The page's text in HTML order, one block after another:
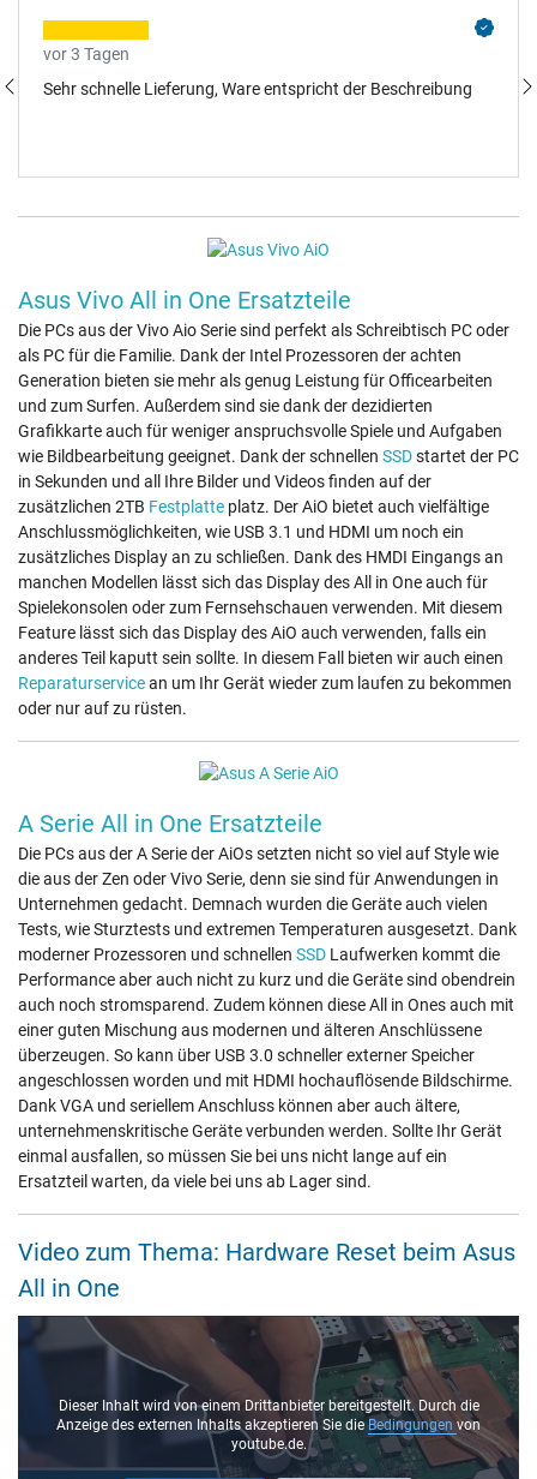
vor 3 Tagen
Sehr schnelle Lieferung, Ware entspricht der Beschreibung
Asus Vivo All in One Ersatzteile
Die PCs aus der Vivo Aio Serie sind perfekt als Schreibtisch PC oder
als PC für die Familie. Dank der Intel Prozessoren der achten
Generation bieten sie mehr als genug Leistung für Officearbeiten
und zum Surfen. Außerdem sind sie dank der dezidierten
Grafikkarte auch für weniger anspruchsvolle Spiele und Aufgaben
wie Bildbearbeitung geeignet. Dank der schnellen SSDstartet der PC
in Sekunden und all Ihre Bilder und Videos finden auf der
zusätzlichen 2TB Festplatte platz. Der AiO bietet auch vielfältige
Anschlussmöglichkeiten, wie USB 3.1 und HDMI um noch ein
zusätzliches Display an zu schließen. Dank des HMDI Eingangs an
manchen Modellen lässt sich das Display des All in One auch für
Spielekonsolen oder zum Fernsehschauen verwenden. Mit diesem
Feature lässt sich das Display des AiO auch verwenden, falls ein
anderes Teil kaputt sein sollte. In diesem Fall bieten wir auch einen
Reparaturservicean um Ihr Gerät wieder zum laufen zu bekommen
oder nur auf zu rüsten.
A Serie All in One Ersatzteile
Die PCs aus der A Serie der AiOs setzten nicht so viel auf Style wie
die aus der Zen oder Vivo Serie, denn sie sind für Anwendungen in
Unternehmen gedacht. Demnach wurden die Geräte auch vielen
Tests, wie Sturztests und extremen Temperaturen ausgesetzt. Dank
moderner Prozessoren und schnellen SSD Laufwerken kommt die
Performance aber auch nicht zu kurz und die Geräte sind obendrein
auch noch stromsparend. Zudem können diese All in Ones auch mit
einer guten Mischung aus modernen und älteren Anschlüssene
überzeugen. So kann über USB 3.0 schneller externer Speicher
angeschlossen worden und mit HDMI hochauflösende Bildschirme.
Dank VGA und seriellem Anschluss können aber auch ältere,
unternehmenskritische Geräte verbunden werden. Sollte Ihr Gerät
einmal ausfallen, so müssen Sie bei uns nicht lange auf ein
Ersatzteil warten, da viele bei uns ab Lager sind.
Video zum Thema: Hardware Reset beim Asus
All in One
Dieser Inhalt wird von einem Drittanbieter bereitgestellt. Durch die
Anzeige des externen Inhalts akzeptieren Sie dieBedingungenvon
youtube.de.